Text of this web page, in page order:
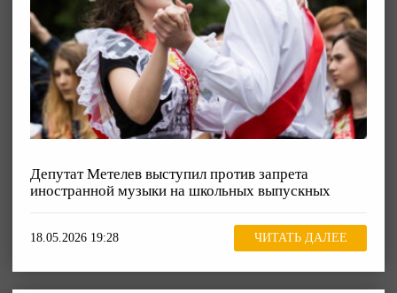
Депутат Метелев выступил против запрета
иностранной музыки на школьных выпускных
18.05.2026 19:28 ЧИТАТЬ ДАЛЕЕ